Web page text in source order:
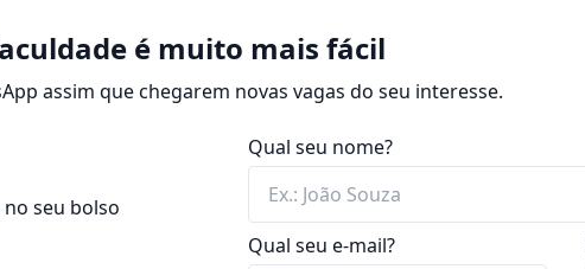
de organismos,
experimentação
.
e atividades
até
dos seres vivos,
é muito mais fácil
assim que chegarem novas vagas do seu interesse.
seu bolso
Qual seu nome?
Qual seu e-mail?